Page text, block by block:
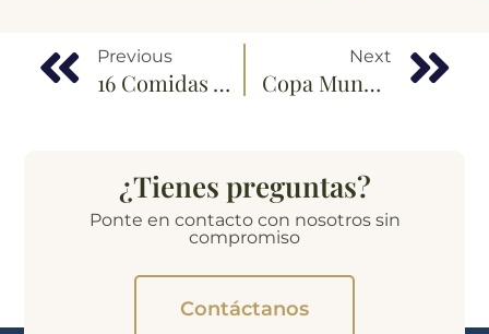
Previous
16 Comidas Árabes Típicas En Dubái
Next
Copa Mundial De 2022 En Catar
¿Tienes preguntas?
Ponte en contacto con nosotros sin
compromiso
Contáctanos